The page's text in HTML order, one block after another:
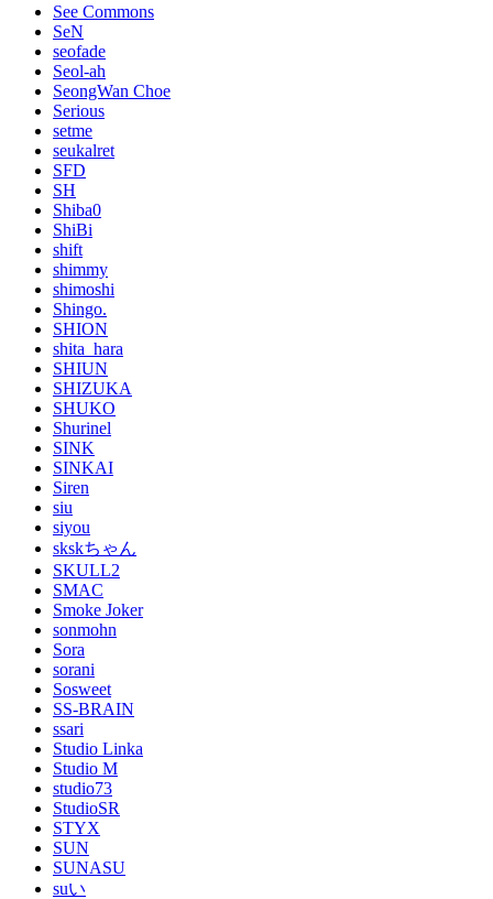
See Commons
SeN
seofade
Seol-ah
SeongWan Choe
Serious
setme
seukalret
SFD
SH
Shiba0
ShiBi
shift
shimmy
shimoshi
Shingo.
SHION
shita_hara
SHIUN
SHIZUKA
SHUKO
Shurinel
SINK
SINKAI
Siren
siu
siyou
skskちゃん
SKULL2
SMAC
Smoke Joker
sonmohn
Sora
sorani
Sosweet
SS-BRAIN
ssari
Studio Linka
Studio M
studio73
StudioSR
STYX
SUN
SUNASU
suい